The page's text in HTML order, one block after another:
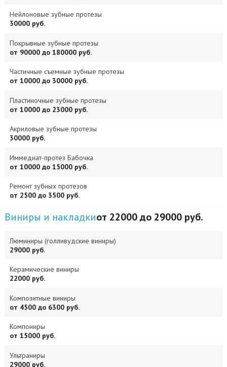
Нейлоновые зубные протезы
30000 руб.
Покрывные зубные протезы
от 90000 до 180000 руб.
Частичные съемные зубные протезы
от 10000 до 30000 руб.
Пластиночные зубные протезы
от 10000 до 23000 руб.
Акриловые зубные протезы
30000 руб.
Иммедиат-протез Бабочка
от 10000 до 15000 руб.
Ремонт зубных протезов
от 2500 до 3500 руб.
Виниры и накладкиот 22000 до 29000 руб.
Люминиры (голливудские виниры)
29000 руб.
Керамические виниры
22000 руб.
Композитные виниры
от 4500 до 6300 руб.
Компониры
от 15000 руб.
Ультраниры
29000 руб.